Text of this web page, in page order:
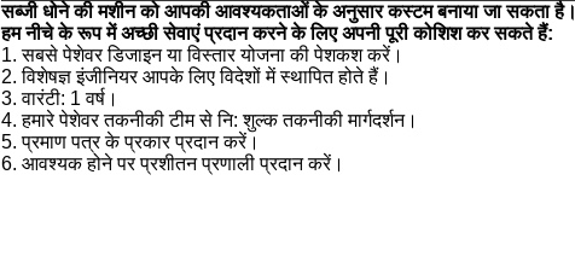
सब्जी धोने की मशीन को आपकी आवश्यकताओं के अनुसार कस्टम बनाया जा सकता है।
हम नीचे के रूप में अच्छी सेवाएं प्रदान करने के लिए अपनी पूरी कोशिश कर सकते हैं:
1. सबसे पेशेवर डिजाइन या विस्तार योजना की पेशकश करें।
2. विशेषज्ञ इंजीनियर आपके लिए विदेशों में स्थापित होते हैं।
3. वारंटी: 1 वर्ष।
4. हमारे पेशेवर तकनीकी टीम से नि: शुल्क तकनीकी मार्गदर्शन।
5. प्रमाण पत्र के प्रकार प्रदान करें।
6. आवश्यक होने पर प्रशीतन प्रणाली प्रदान करें।